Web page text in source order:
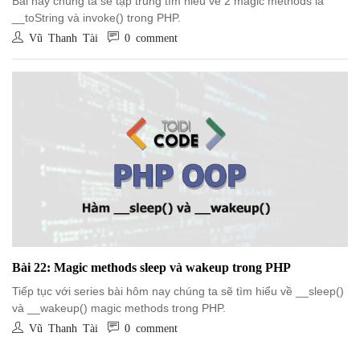
__toString và invoke() trong PHP.
Vũ Thanh Tài 0 comment
Bài 22: Magic methods sleep và wakeup trong PHP
Tiếp tục với series bài hôm nay chúng ta sẽ tìm hiểu về __sleep()
và __wakeup() magic methods trong PHP.
Vũ Thanh Tài 0 comment